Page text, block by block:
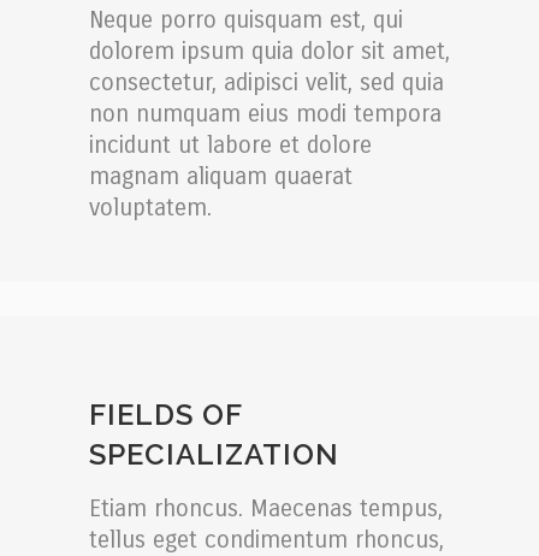
Neque porro quisquam est, qui
dolorem ipsum quia dolor sit amet,
consectetur, adipisci velit, sed quia
non numquam eius modi tempora
incidunt ut labore et dolore
magnam aliquam quaerat
voluptatem.
FIELDS OF
SPECIALIZATION
Etiam rhoncus. Maecenas tempus,
tellus eget condimentum rhoncus,